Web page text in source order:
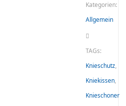
Kategorien:
Allgemein
TAGs:
Knieschutz,
Kniekissen,
Knieschoner